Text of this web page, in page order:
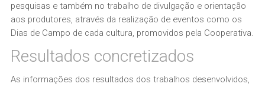
pesquisas e também no trabalho de divulgação e orientação
aos produtores, através da realização de eventos como os
Dias de Campo de cada cultura, promovidos pela Cooperativa.
Resultados concretizados
As informações dos resultados dos trabalhos desenvolvidos,